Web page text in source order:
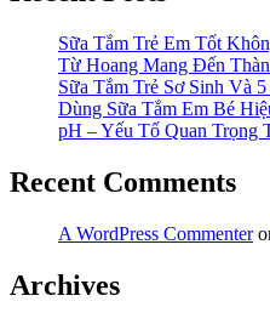
Sữa Tắm Trẻ Em Tốt
Từ Hoang Mang Đến
Sữa Tắm Trẻ Sơ Sinh Và
Dùng Sữa Tắm Em Bé
pH – Yếu Tố Quan Trọng
Recent Comments
A WordPress Commenter
Archives